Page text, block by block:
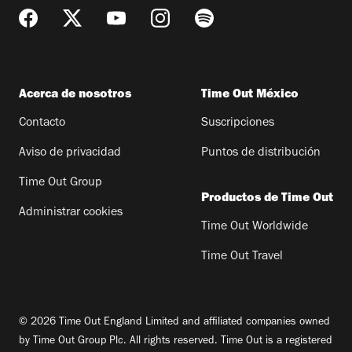
Acerca de nosotros
Contacto
Aviso de privacidad
Time Out Group
Administrar cookies
Time Out México
Suscripciones
Puntos de distribución
Productos de Time Out
Time Out Worldwide
Time Out Travel
© 2026 Time Out England Limited and affiliated companies owned
by Time Out Group Plc. All rights reserved. Time Out is a registered